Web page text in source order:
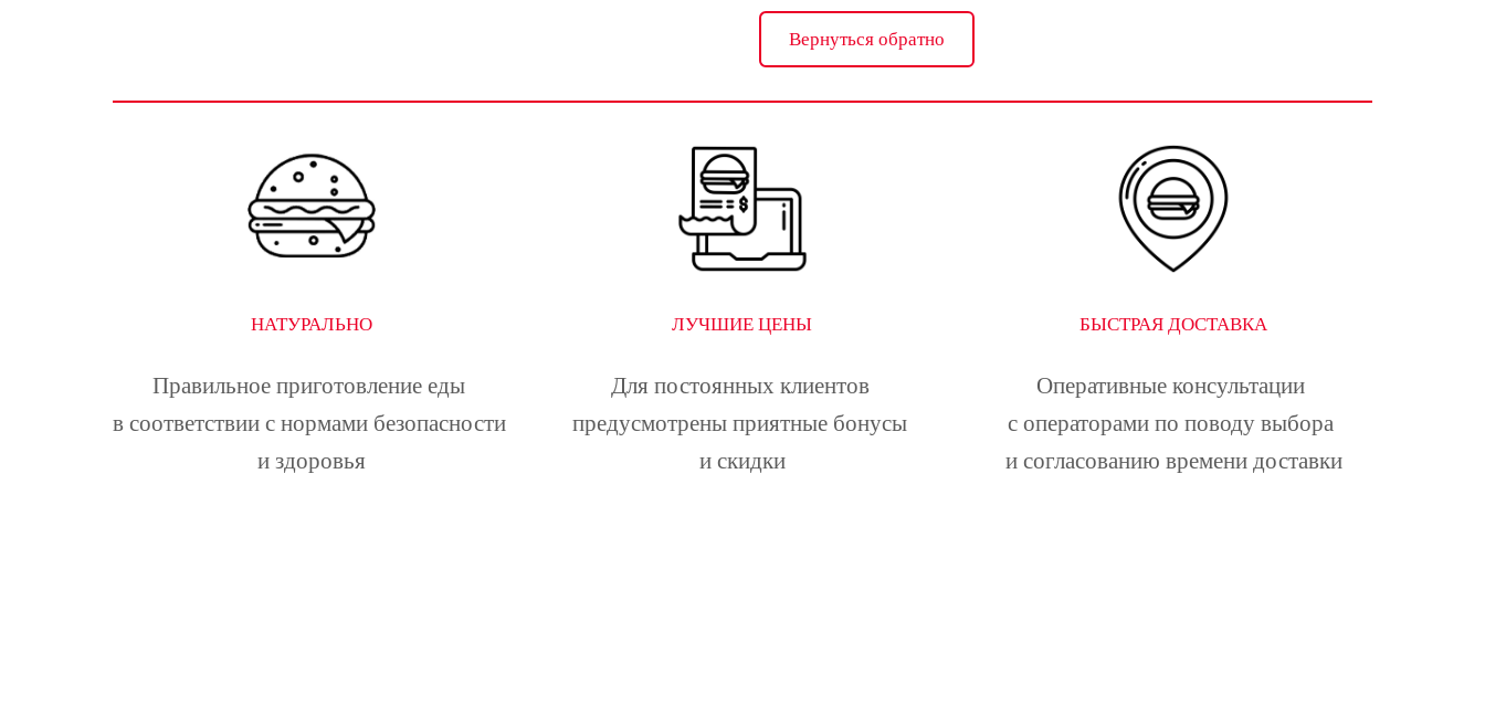
Вернуться обратно
НАТУРАЛЬНО
Правильное приготовление еды
в соответствии с нормами безопасности
и здоровья
ЛУЧШИЕ ЦЕНЫ
Для постоянных клиентов
предусмотрены приятные бонусы
и скидки
БЫСТРАЯ ДОСТАВКА
Оперативные консультации
с операторами по поводу выбора
и согласованию времени доставки